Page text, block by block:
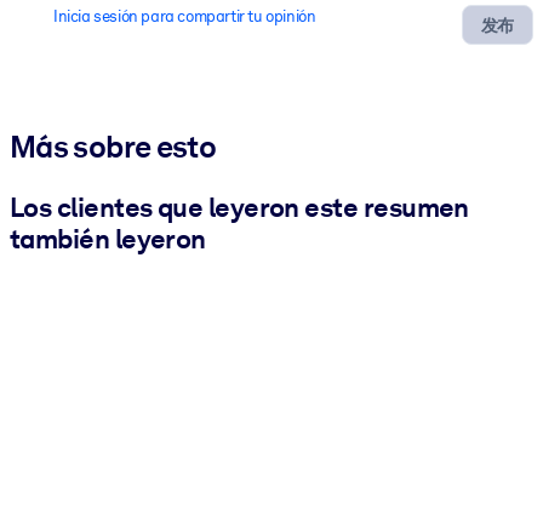
发布
Inicia sesión para compartir tu opinión
Más sobre esto
Los clientes que leyeron este resumen
también leyeron